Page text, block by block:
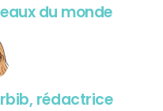
du monde
rédactrice